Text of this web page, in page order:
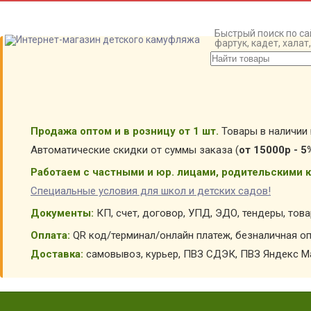
Быстрый поиск по
фартук, кадет,
Продажа оптом и в розницу от 1 шт. Товары в наличии
Автоматические скидки от суммы заказа (от 15000р -
Работаем с частными и юр. лицами, родительскими
Специальные условия для школ и детских садов!
Документы: КП, счет, договор, УПД, ЭДО, тендеры,
Оплата: QR код/терминал/онлайн платеж, безналичная
Доставка: самовывоз, курьер, ПВЗ СДЭК, ПВЗ Яндекс